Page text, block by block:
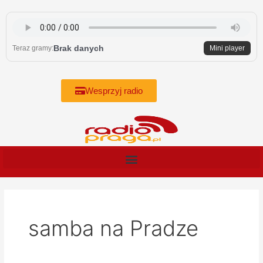
content
Teraz gramy:Brak danych Mini player
Wesprzyj radio
samba na Pradze